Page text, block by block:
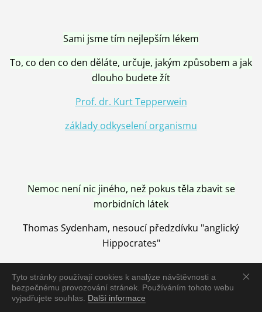
Tyto stránky používají cookies k analýze návštěvnosti a
bezpečnému provozování stránek. Používáním tohoto webu
vyjadřujete souhlas. Další informace
Sami jsme tím nejlepším lékem
To, co den co den děláte, určuje, jakým způsobem a jak
dlouho budete žít
Prof. dr. Kurt Tepperwein
základy odkyselení organismu
Nemoc není nic jiného, než pokus těla zbavit se
morbidních látek
Thomas Sydenham, nesoucí předzdívku "anglický
Hippocrates"
Nemoc je vyléčena jen pomocí Přírody, neutralizací a